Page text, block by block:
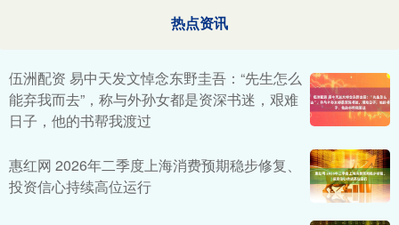
热点资讯
伍洲配资 易中天发文悼念东野圭吾：“先生怎么
能弃我而去”，称与外孙女都是资深书迷，艰难
日子，他的书帮我渡过
惠红网 2026年二季度上海消费预期稳步修复、
投资信心持续高位运行